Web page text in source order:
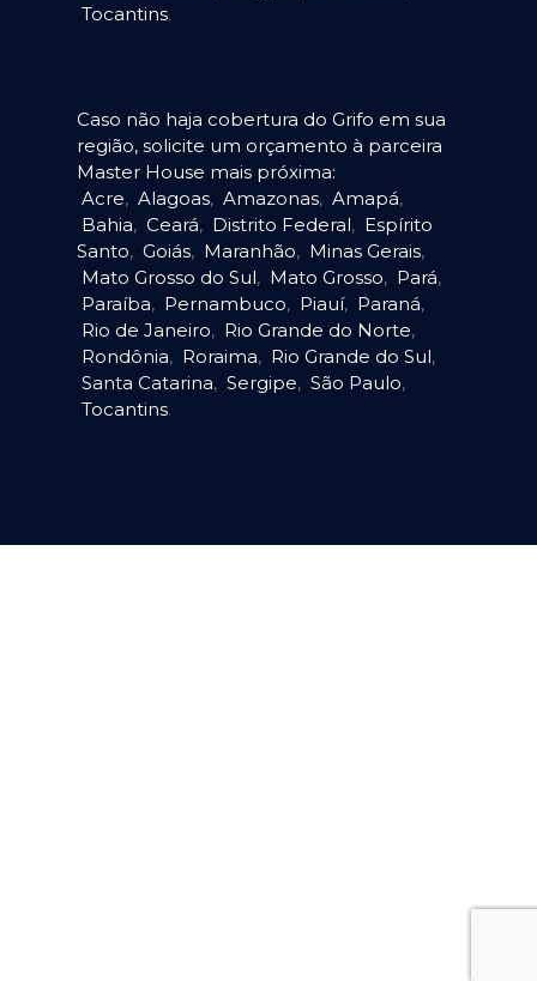
Tocantins.
Caso não haja cobertura do Grifo em sua
região, solicite um orçamento à parceira
Master House mais próxima:
Acre, Alagoas, Amazonas, Amapá,
Bahia, Ceará, Distrito Federal, Espírito
Santo, Goiás, Maranhão, Minas Gerais,
Mato Grosso do Sul, Mato Grosso, Pará,
Paraíba, Pernambuco, Piauí, Paraná,
Rio de Janeiro, Rio Grande do Norte,
Rondônia, Roraima, Rio Grande do Sul,
Santa Catarina, Sergipe, São Paulo,
Tocantins.